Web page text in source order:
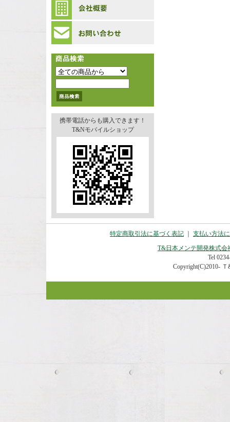
携帯電話からも購入できます！
T&Nモバイルショップ
特定商取引法に基づく表記
支払い方法
T&日本メンテ開発株式会
Tel
Copyright(C)2010- Ｔ